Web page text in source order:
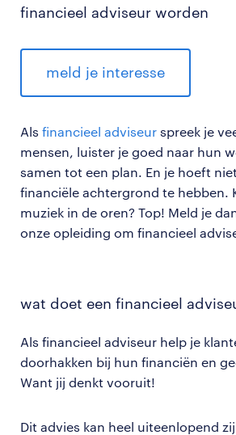
financieel adviseur worden
meld je interesse
Als financieel adviseur spreek je
mensen, luister je goed naar hun
samen tot een plan. En je hoeft
financiële achtergrond te hebben.
muziek in de oren? Top! Meld je
onze opleiding om financieel
wat doet een financieel
Als financieel adviseur help je
doorhakken bij hun financiën en
Want jij denkt vooruit!
Dit advies kan heel uiteenlopend